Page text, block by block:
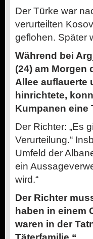
Der Türke war
verurteilten
geflohen. Später
Während bei
(24) am Morgen
Allee auflauerte
hinrichtete,
Kumpanen eine
Der Richter: „Es
Verurteilung.“
Umfeld der
ein
wird.“
Der Richter
haben in einem
waren in der